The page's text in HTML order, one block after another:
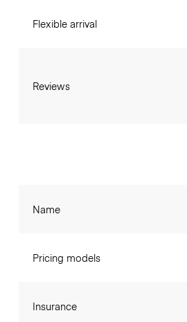
Flexible arrival
Reviews
Name
Pricing models
Insurance